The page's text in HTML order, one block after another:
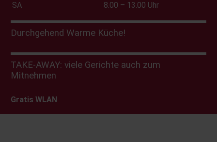
SA
8.00 – 13.00 Uhr
Durchgehend Warme Küche!
TAKE-AWAY: viele Gerichte auch zum
Mitnehmen
Gratis WLAN